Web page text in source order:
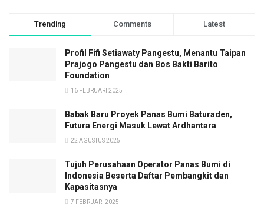
Trending Comments Latest
Profil Fifi Setiawaty Pangestu, Menantu Taipan
Prajogo Pangestu dan Bos Bakti Barito
Foundation
16 FEBRUARI 2025
Babak Baru Proyek Panas Bumi Baturaden,
Futura Energi Masuk Lewat Ardhantara
22 AGUSTUS 2025
Tujuh Perusahaan Operator Panas Bumi di
Indonesia Beserta Daftar Pembangkit dan
Kapasitasnya
7 FEBRUARI 2025